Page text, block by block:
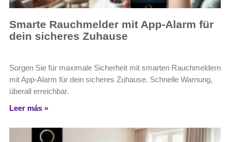
Smarte Rauchmelder mit App-Alarm für
dein sicheres Zuhause
Sorgen Sie für maximale Sicherheit mit smarten Rauchmeldern
mit App-Alarm für dein sicheres Zuhause. Schnelle Warnung,
überall erreichbar.
Leer más »